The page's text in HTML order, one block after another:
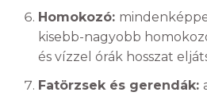
Homokozó:
kisebb-nagyobb
és vízzel órák hosszat
Fatörzsek és gerendák: